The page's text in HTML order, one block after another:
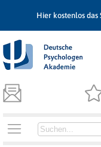
Hier kostenlos